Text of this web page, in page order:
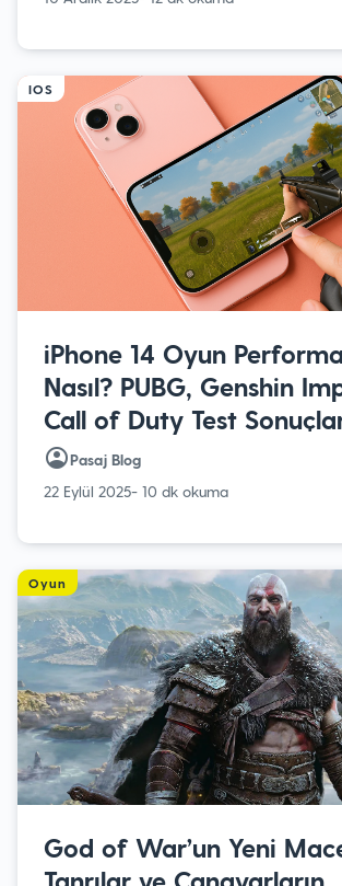
IOS
iPhone 14 Oyun
Nasıl? PUBG, Genshin
Call of Duty Test
Pasaj Blog
22 Eylül 2025- 10 dk okuma
Oyun
God of War’un Yeni